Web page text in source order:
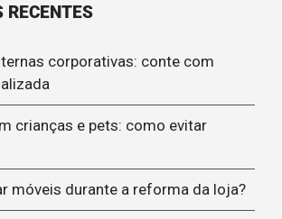
RECENTES
corporativas: conte com
crianças e pets: como evitar
móveis durante a reforma da loja?